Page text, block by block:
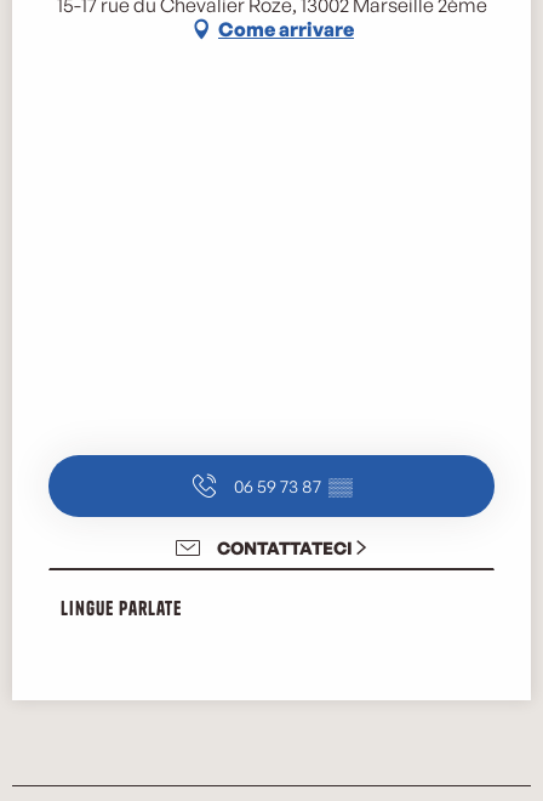
15-17 rue du Chevalier Roze, 13002 Marseille 2ème
Come arrivare
06 59 73 87 ▒▒
CONTATTATECI
Lingue parlate
Lingue parlate